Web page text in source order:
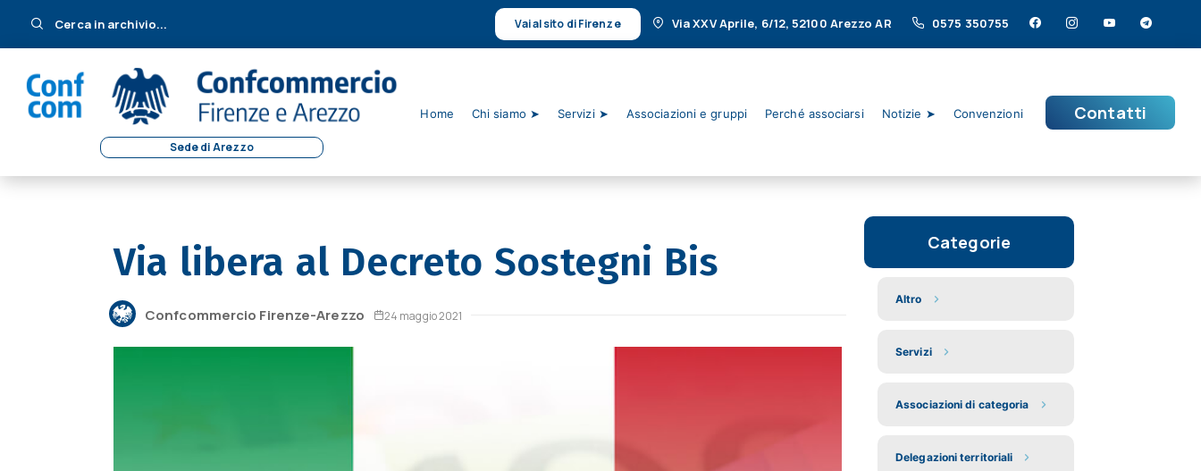
Cerca in archivio... Vai al sito di Firenze Via XXV Aprile, 6/12, 52100 Arezzo AR 0575 350755
Sede di Arezzo
Home Chi siamo ➤ Servizi ➤ Associazioni e gruppi Perché associarsi Notizie ➤ Convenzioni Contatti
Via libera al Decreto Sostegni Bis
Confcommercio Firenze-Arezzo 24 maggio 2021
Categorie
Altro
Servizi
Associazioni di categoria
Delegazioni territoriali